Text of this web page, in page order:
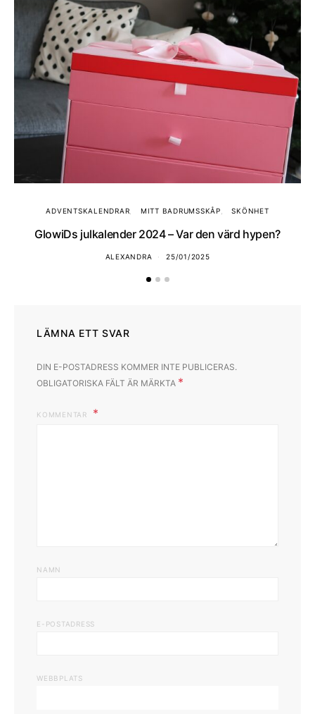
ADVENTSKALENDRAR MITT BADRUMSSKÅP SKÖNHET
GlowiDs julkalender 2024 – Var den värd hypen?
ALEXANDRA 25/01/2025
LÄMNA ETT SVAR
DIN E-POSTADRESS KOMMER INTE PUBLICERAS.
OBLIGATORISKA FÄLT ÄR MÄRKTA *
KOMMENTAR
NAMN
E-POSTADRESS
WEBBPLATS